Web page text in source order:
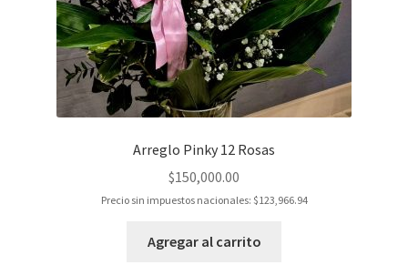
Arreglo Pinky 12 Rosas
$150,000.00
Precio sin impuestos nacionales: $123,966.94
Agregar al carrito